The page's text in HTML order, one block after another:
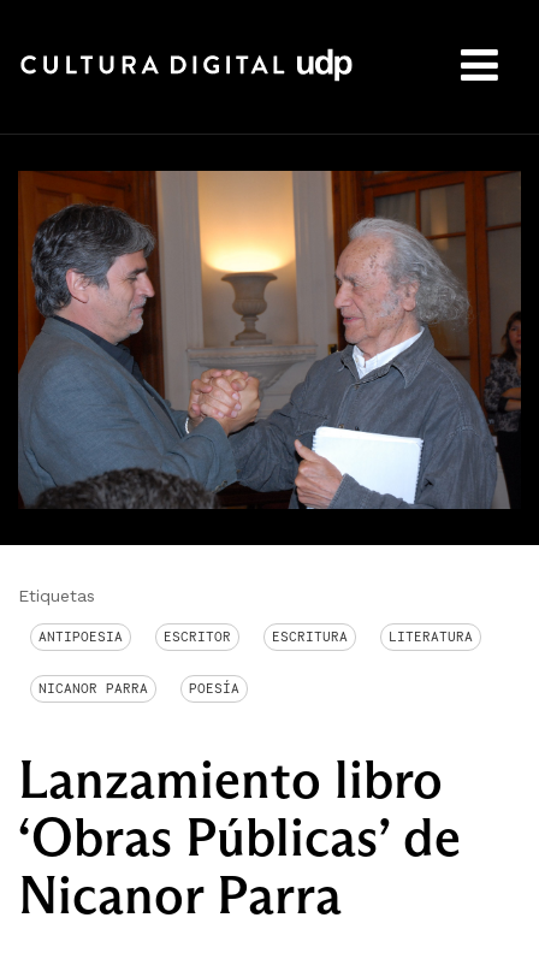
Etiquetas
ANTIPOESIA ESCRITOR ESCRITURA LITERATURA
NICANOR PARRA POESÍA
Lanzamiento libro
‘Obras Públicas’ de
Nicanor Parra